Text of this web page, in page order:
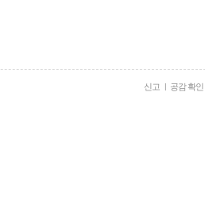
신고 | 공감 확인